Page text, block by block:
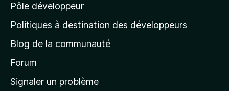
a
g
d
a
Pôle développeur
Politiques à destination des développeurs
Blog de la communauté
Forum
Signaler un problème